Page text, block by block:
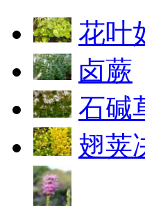
花叶
卤蕨
石碱
翅荚